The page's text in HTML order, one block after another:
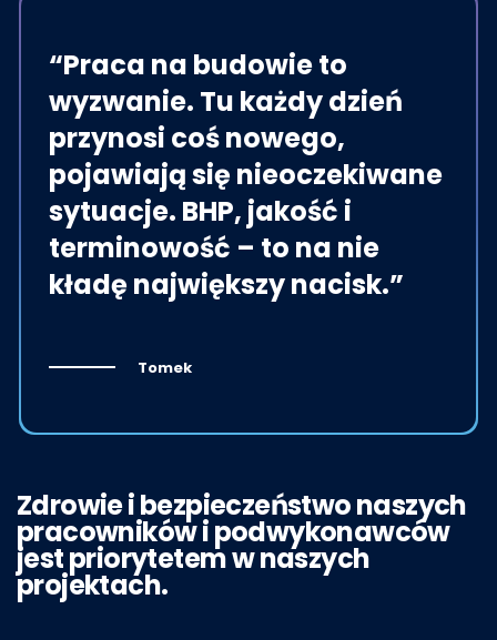
“Praca na budowie to
wyzwanie. Tu każdy dzień
przynosi coś nowego,
pojawiają się nieoczekiwane
sytuacje. BHP, jakość i
terminowość – to na nie
kładę największy nacisk.”
Tomek
Zdrowie i bezpieczeństwo naszych
pracowników i podwykonawców
jest priorytetem w naszych
projektach.